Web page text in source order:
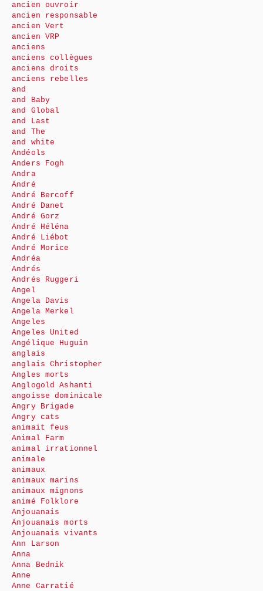
ancien ouvroir
ancien responsable
ancien Vert
ancien VRP
anciens
anciens collègues
anciens droits
anciens rebelles
and
and Baby
and Global
and Last
and The
and white
Andéols
Anders Fogh
Andra
André
André Bercoff
André Danet
André Gorz
André Héléna
André Liébot
André Morice
Andréa
Andrés
Andrés Ruggeri
Angel
Angela Davis
Angela Merkel
Angeles
Angeles United
Angélique Huguin
anglais
anglais Christopher
Angles morts
Anglogold Ashanti
angoisse dominicale
Angry Brigade
Angry cats
animait feus
Animal Farm
animal irrationnel
animale
animaux
animaux marins
animaux mignons
animé Folklore
Anjouanais
Anjouanais morts
Anjouanais vivants
Ann Larson
Anna
Anna Bednik
Anne
Anne Carratié